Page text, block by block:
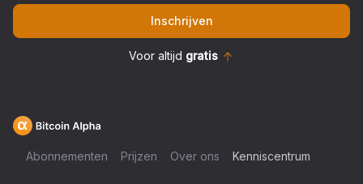
Inschrijven
Voor altijd gratis
Abonnementen Prijzen Over ons Kenniscentrum